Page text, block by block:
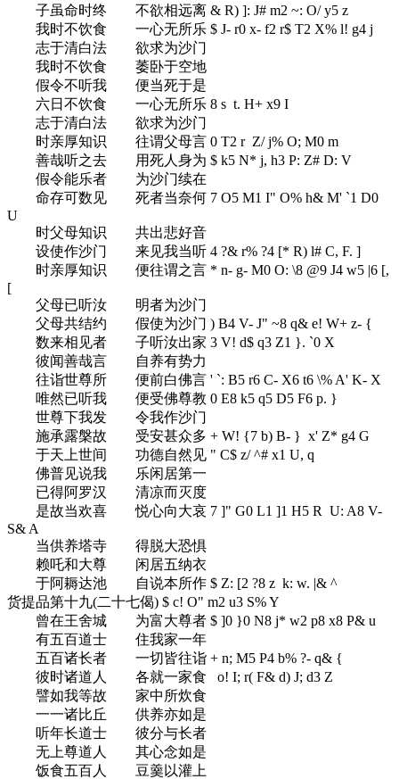
子虽命时终 不欲相远离 & R) ]: J# m2 ~: O/ y5 z
我时不饮食 一心无所乐 $ J- r0 x- f2 r$ T2 X% l! g4 j
志于清白法 欲求为沙门
我时不饮食 萎卧于空地
假令不听我 便当死于是
六日不饮食 一心无所乐 8 s t. H+ x9 I
志于清白法 欲求为沙门
时亲厚知识 往谓父母言 0 T2 r Z/ j% O; M0 m
善哉听之去 用死人身为 $ k5 N* j, h3 P: Z# D: V
假令能乐者 为沙门续在
命存可数见 死者当奈何 7 O5 M1 I" O% h& M' `1 D0
U
时父母知识 共出悲好音
设使作沙门 来见我当听 4 ?& r% ?4 [* R) l# C, F. ]
时亲厚知识 便往谓之言 * n- g- M0 O: \8 @9 J4 w5 |6 [,
[
父母已听汝 明者为沙门
父母共结约 假使为沙门 ) B4 V- J" ~8 q& e! W+ z- {
数来相见者 子听汝出家 3 V! d$ q3 Z1 }. `0 X
彼闻善哉言 自养有势力
往诣世尊所 便前白佛言 ' `: B5 r6 C- X6 t6 \% A' K- X
唯然已听我 便受佛尊教 0 E8 k5 q5 D5 F6 p. }
世尊下我发 令我作沙门
施承露槃故 受安甚众多 + W! {7 b) B- } x' Z* g4 G
于天上世间 功德自然见 " C$ z/ ^# x1 U, q
佛普见说我 乐闲居第一
已得阿罗汉 清凉而灭度
是故当欢喜 悦心向大哀 7 ]" G0 L1 ]1 H5 R U: A8 V-
S& A
当供养塔寺 得脱大恐惧
赖吒和大尊 闲居五纳衣
于阿耨达池 自说本所作 $ Z: [2 ?8 z k: w. |& ^
货提品第十九(二十七偈) $ c! O" m2 u3 S% Y
曾在王舍城 为富大尊者 $ ]0 }0 N8 j* w2 p8 x8 P& u
有五百道士 住我家一年
五百诸长者 一切皆往诣 + n; M5 P4 b% ?- q& {
彼时诸道人 各就一家食
o! I; r( F& d) J; d3 Z
譬如我等故 家中所炊食
一一诸比丘 供养亦如是
听年长道士 彼分与长者
无上尊道人 其心念如是
饭食五百人 豆羹以灌上